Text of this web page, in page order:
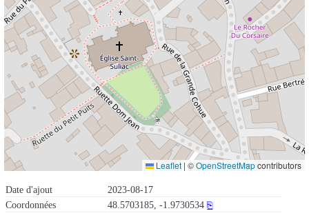
Date d'ajout
2023-08-17
Coordonnées
48.5703185, -1.9730534 ⎘
Leaflet | ©OpenStreetMapcontributors